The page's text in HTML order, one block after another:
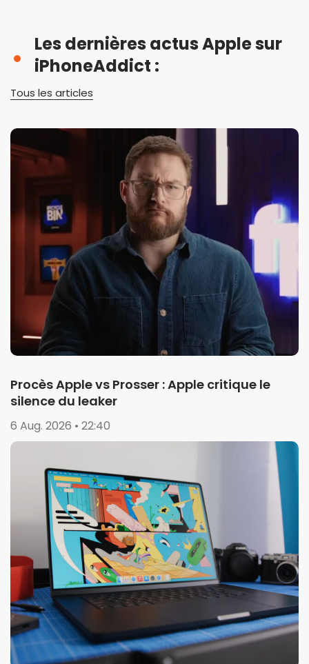
Les dernières actus Apple sur
iPhoneAddict :
Tous les articles
Procès Apple vs Prosser : Apple critique le
silence du leaker
6 Aug. 2026 • 22:40